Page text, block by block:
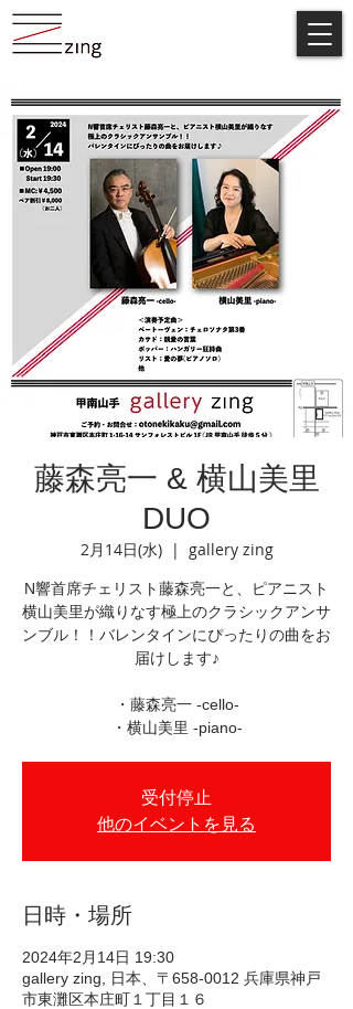
藤森亮一 & 横山美里
DUO
2月14日(水)
  |
gallery zing
N響首席チェリスト藤森亮一と、ピアニスト
横山美里が織りなす極上のクラシックアンサ
ンブル！！バレンタインにぴったりの曲をお
届けします♪
・藤森亮一 -cello-
・横山美里 -piano-
受付停止
他のイベントを見る
日時・場所
2024年2月14日 19:30
gallery zing, 日本、〒658-0012 兵庫県神戸
市東灘区本庄町１丁目１６